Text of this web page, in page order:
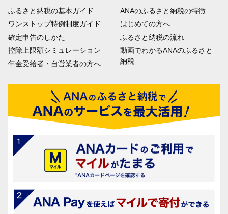
ふるさと納税の基本ガイド
ワンストップ特例制度ガイド
確定申告のしかた
控除上限額シミュレーション
年金受給者・自営業者の方へ
ANAのふるさと納税の特徴
はじめての方へ
ふるさと納税の流れ
動画でわかるANAのふるさと
納税